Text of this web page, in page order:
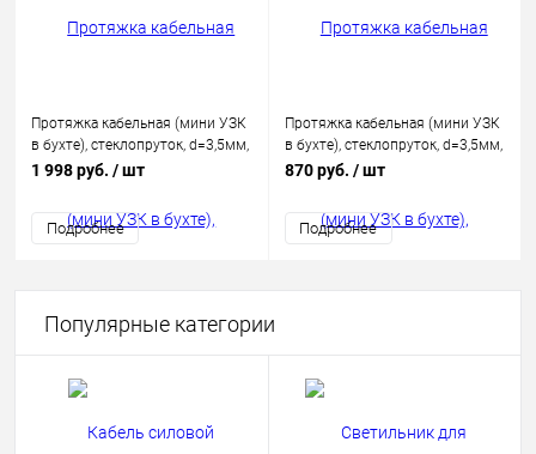
Протяжка кабельная (мини УЗК
в бухте), стеклопруток, d=3,5мм,
25м КРАСНАЯ
1 998 руб. / шт
Подробнее
Протяжка кабельная (мини УЗК
в бухте), стеклопруток, d=3,5мм,
7м КРАСНАЯ
870 руб. / шт
Подробнее
Популярные категории